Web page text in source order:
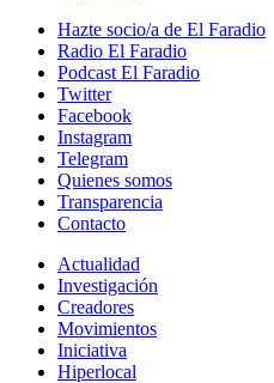
Hazte socio/a de El Faradio
Radio El Faradio
Podcast El Faradio
Twitter
Facebook
Instagram
Telegram
Quienes somos
Transparencia
Contacto
Actualidad
Investigación
Creadores
Movimientos
Iniciativa
Hiperlocal